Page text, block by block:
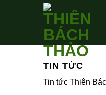
TIN TỨC
Tin tức Thiên